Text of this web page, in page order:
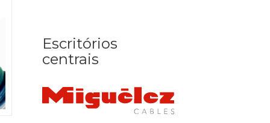
Escritórios
centrais